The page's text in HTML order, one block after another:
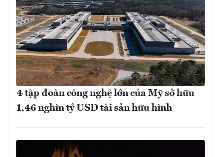
4 tập đoàn công nghệ lớn của Mỹ sở hữu
1,46 nghìn tỷ USD tài sản hữu hình